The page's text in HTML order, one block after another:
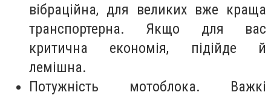
вібраційна, для великих вже краща
транспортерна. Якщо для вас
критична економія, підійде й
лемішна.
Потужність мотоблока. Важкі